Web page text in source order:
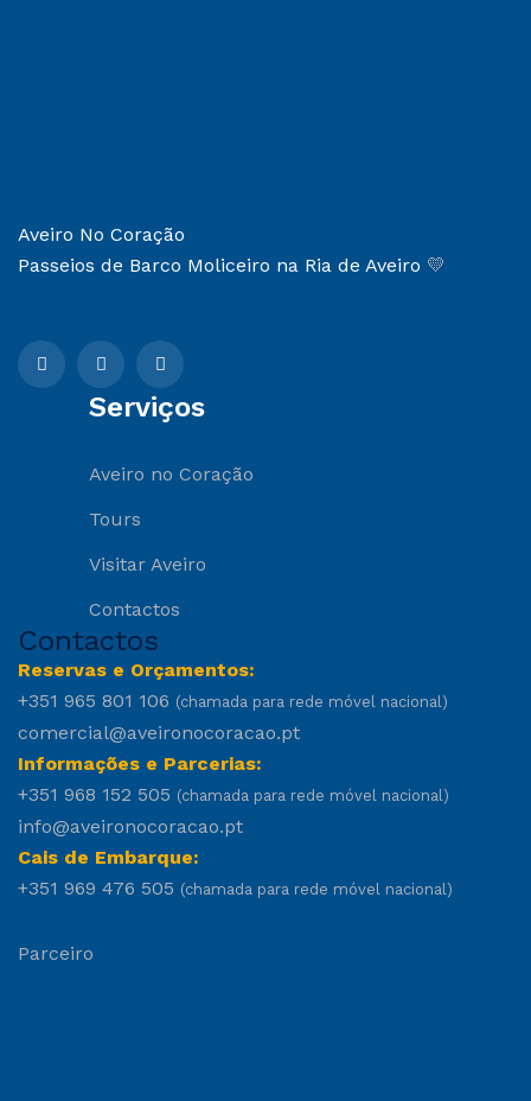
Aveiro No Coração
Passeios de Barco Moliceiro na Ria de Aveiro 💛
Serviços
Aveiro no Coração
Tours
Visitar Aveiro
Contactos
Contactos
Reservas e Orçamentos:
+351 965 801 106 (chamada para rede móvel nacional)
comercial@aveironocoracao.pt
Informações e Parcerias:
+351 968 152 505 (chamada para rede móvel nacional)
info@aveironocoracao.pt
Cais de Embarque:
+351 969 476 505 (chamada para rede móvel nacional)
Parceiro